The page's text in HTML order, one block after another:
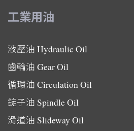
工業用油
液壓油 Hydraulic Oil
齒輪油 Gear Oil
循環油 Circulation Oil
錠子油 Spindle Oil
滑道油 Slideway Oil